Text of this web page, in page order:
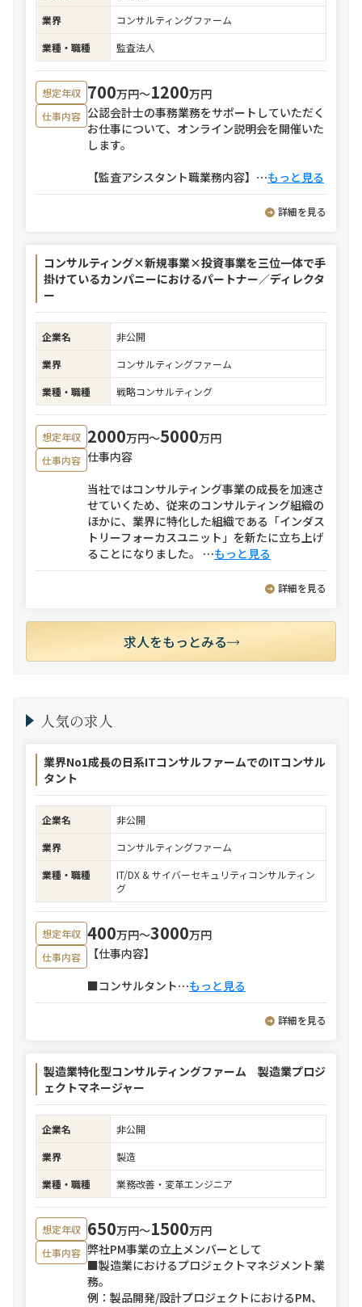
業界
コンサルティングファーム
業種・職種
監査法人
想定年収 700万円〜1200万円
仕事内容 公認会計士の事務業務をサポートしていただく
お仕事について、オンライン説明会を開催いた
します。
【監査アシスタント職業務内容】 ⋯もっと見る
詳細を見る
コンサルティング×新規事業×投資事業を三位一体で手
掛けているカンパニーにおけるパートナー／ディレクタ
ー
企業名
非公開
業界
コンサルティングファーム
業種・職種
戦略コンサルティング
想定年収 2000万円〜5000万円
仕事内容 仕事内容
当社ではコンサルティング事業の成長を加速さ
せていくため、従来のコンサルティング組織の
ほかに、業界に特化した組織である「インダス
トリーフォーカスユニット」を新たに立ち上げ
ることになりました。 ⋯もっと見る
詳細を見る
求人をもっとみる
人気の求人
業界No1成長の日系ITコンサルファームでのITコンサル
タント
企業名
非公開
業界
コンサルティングファーム
業種・職種
IT/DX & サイバーセキュリティコンサルティン
グ
想定年収 400万円〜3000万円
仕事内容
【仕事内容】
■コンサルタント⋯もっと見る
詳細を見る
製造業特化型コンサルティングファーム 製造業プロジ
ェクトマネージャー
企業名
非公開
業界
製造
業種・職種
業務改善・変革エンジニア
想定年収 650万円〜1500万円
仕事内容 弊社PM事業の立上メンバーとして
■製造業におけるプロジェクトマネジメント業
務。
例：製品開発/設計プロジェクトにおけるPM、